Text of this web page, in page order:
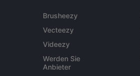
Brusheezy
Vecteezy
Videezy
Werden Sie
Anbieter